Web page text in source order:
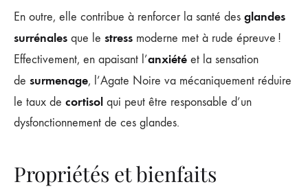
En outre, elle contribue à renforcer la santé des glandes
surrénales que le stress moderne met à rude épreuve !
Effectivement, en apaisant l’anxiété et la sensation
de surmenage, l’Agate Noire va mécaniquement réduire
le taux de cortisol qui peut être responsable d’un
dysfonctionnement de ces glandes.
Propriétés et bienfaits